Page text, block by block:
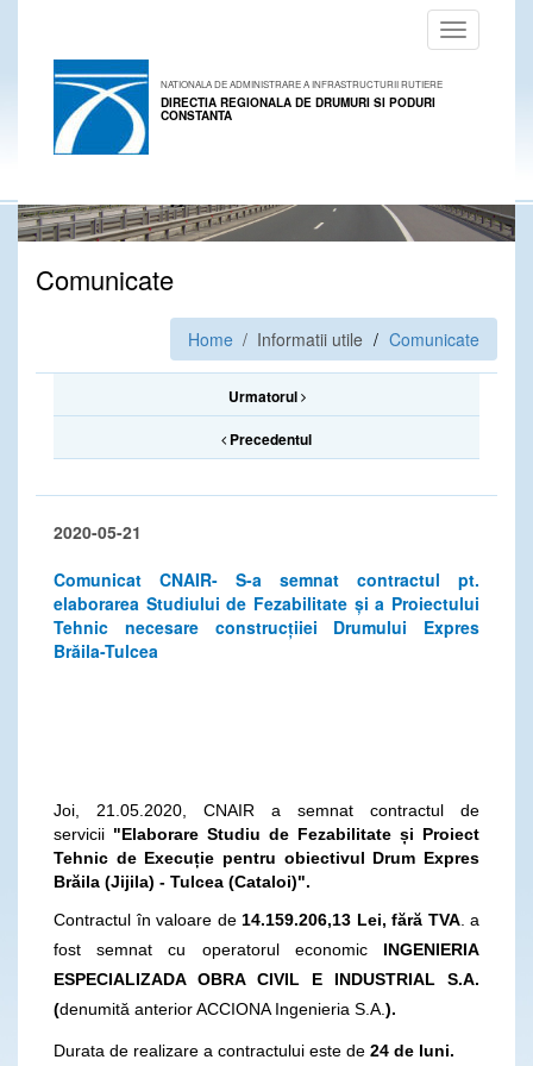
Toggle
navigation
NATIONALA DE ADMINISTRARE A INFRASTRUCTURII RUTIERE
DIRECTIA REGIONALA DE DRUMURI SI PODURI
CONSTANTA
Comunicate
Home / Informatii utile Comunicate
Urmatorul
Precedentul
2020-05-21
Comunicat CNAIR- S-a semnat contractul pt.
elaborarea Studiului de Fezabilitate și a Proiectului
Tehnic necesare construcțiiei Drumului Expres
Brăila-Tulcea
Joi, 21.05.2020, CNAIR a semnat contractul de
servicii "Elaborare Studiu de Fezabilitate și Proiect
Tehnic de Execuție pentru obiectivul Drum Expres
Brăila (Jijila) - Tulcea (Cataloi)".
Contractul în valoare de 14.159.206,13 Lei, fără TVA. a
fost semnat cu operatorul economic INGENIERIA
ESPECIALIZADA OBRA CIVIL E INDUSTRIAL S.A.
(denumită anterior ACCIONA Ingenieria S.A. ).
Durata de realizare a contractului este de 24 de luni.